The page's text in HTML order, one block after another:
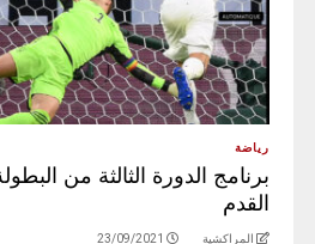
رياضة
القدم
المراكشية 23/09/2021